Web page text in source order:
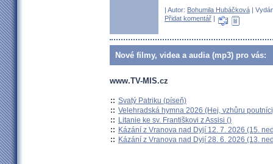
| Autor: Bohumila Hubáčková |
Přidat komentář
Nové filmy, videa a audia (mp3) pro vás:
www.TV-MIS.cz
:: Svatý Patriku (píseň)
:: Velehradská hymna 2026 (Hej, vzhůru
:: Litanie ke sv. Františkovi z Assisi ()
:: Kázání z Vranova nad Dyjí 12. 7. 2026 (15.
:: Kázání z Vranova nad Dyjí 28. 6. 2026 (13.